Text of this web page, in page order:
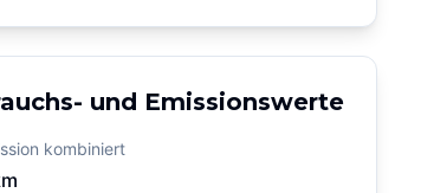
und Emissionswerte
kombiniert